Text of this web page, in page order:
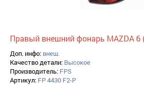
Правый внешний фонарь MAZDA 6
Доп. инфо: внеш.
Качество детали: Высокое
Производитель: FPS
Артикул: FP 4430 F2-P